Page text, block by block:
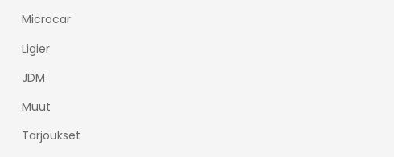
Microcar
Ligier
JDM
Muut
Tarjoukset